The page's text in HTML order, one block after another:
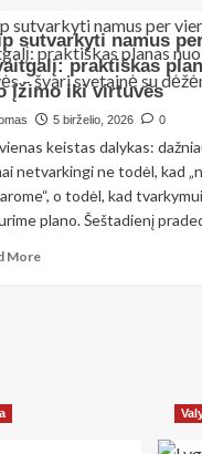
išlaidos
žemyn:
10
greitų
kurie
sumažina
sąskaitas
už
elektrą
ir
vandenį
sutvarkyti namus
praktiškas
įžimo iki virtuvės
5 birželio, 2026 0
keistas dalykas:
netvarkingi ne todėl, kad
o todėl, kad tvarkymui
plano. Šeštadienį
MoreRead